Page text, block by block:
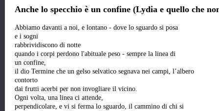
Anche lo specchio è un confine (Lydia e quello che
Abbiamo davanti a noi, e lontano - dove lo sguardo si posa
e i sogni
rabbrividiscono di notte
quando i corpi perdono l'abituale peso - sempre la linea di
un confine,
il dio Termine che un gelso selvatico segnava nei campi, l’albero
contorto
dai frutti acerbi per non invogliare il vicino.
Ogni volta, una linea ci attende,
perpendicolare, e vi si ferma lo sguardo, il cammino di chi si